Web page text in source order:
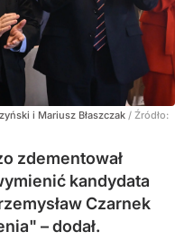
i Mariusz Błaszczak / Źródło:
zdementował
kandydata
Czarnek
– dodał.